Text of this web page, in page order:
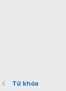
Từ khóa